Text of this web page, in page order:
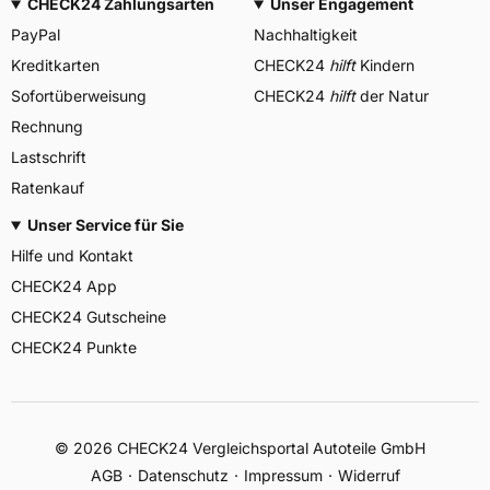
CHECK24 Zahlungsarten
PayPal
Kreditkarten
Sofortüberweisung
Rechnung
Lastschrift
Ratenkauf
Unser Engagement
Nachhaltigkeit
CHECK24 hilftKindern
CHECK24 hilftder Natur
Unser Service für Sie
Hilfe und Kontakt
CHECK24 App
CHECK24 Gutscheine
CHECK24 Punkte
© 2026 CHECK24 Vergleichsportal Autoteile GmbH
AGB
Datenschutz Impressum Widerruf